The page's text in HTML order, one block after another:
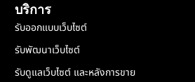
บริการ
รับออกแบบเว็บไซต์
รับพัฒนาเว็บไซต์
รับดูแลเว็บไซต์ และหลังการขาย